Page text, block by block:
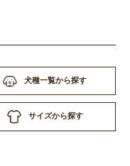
犬種一覧から探す
サイズから探す